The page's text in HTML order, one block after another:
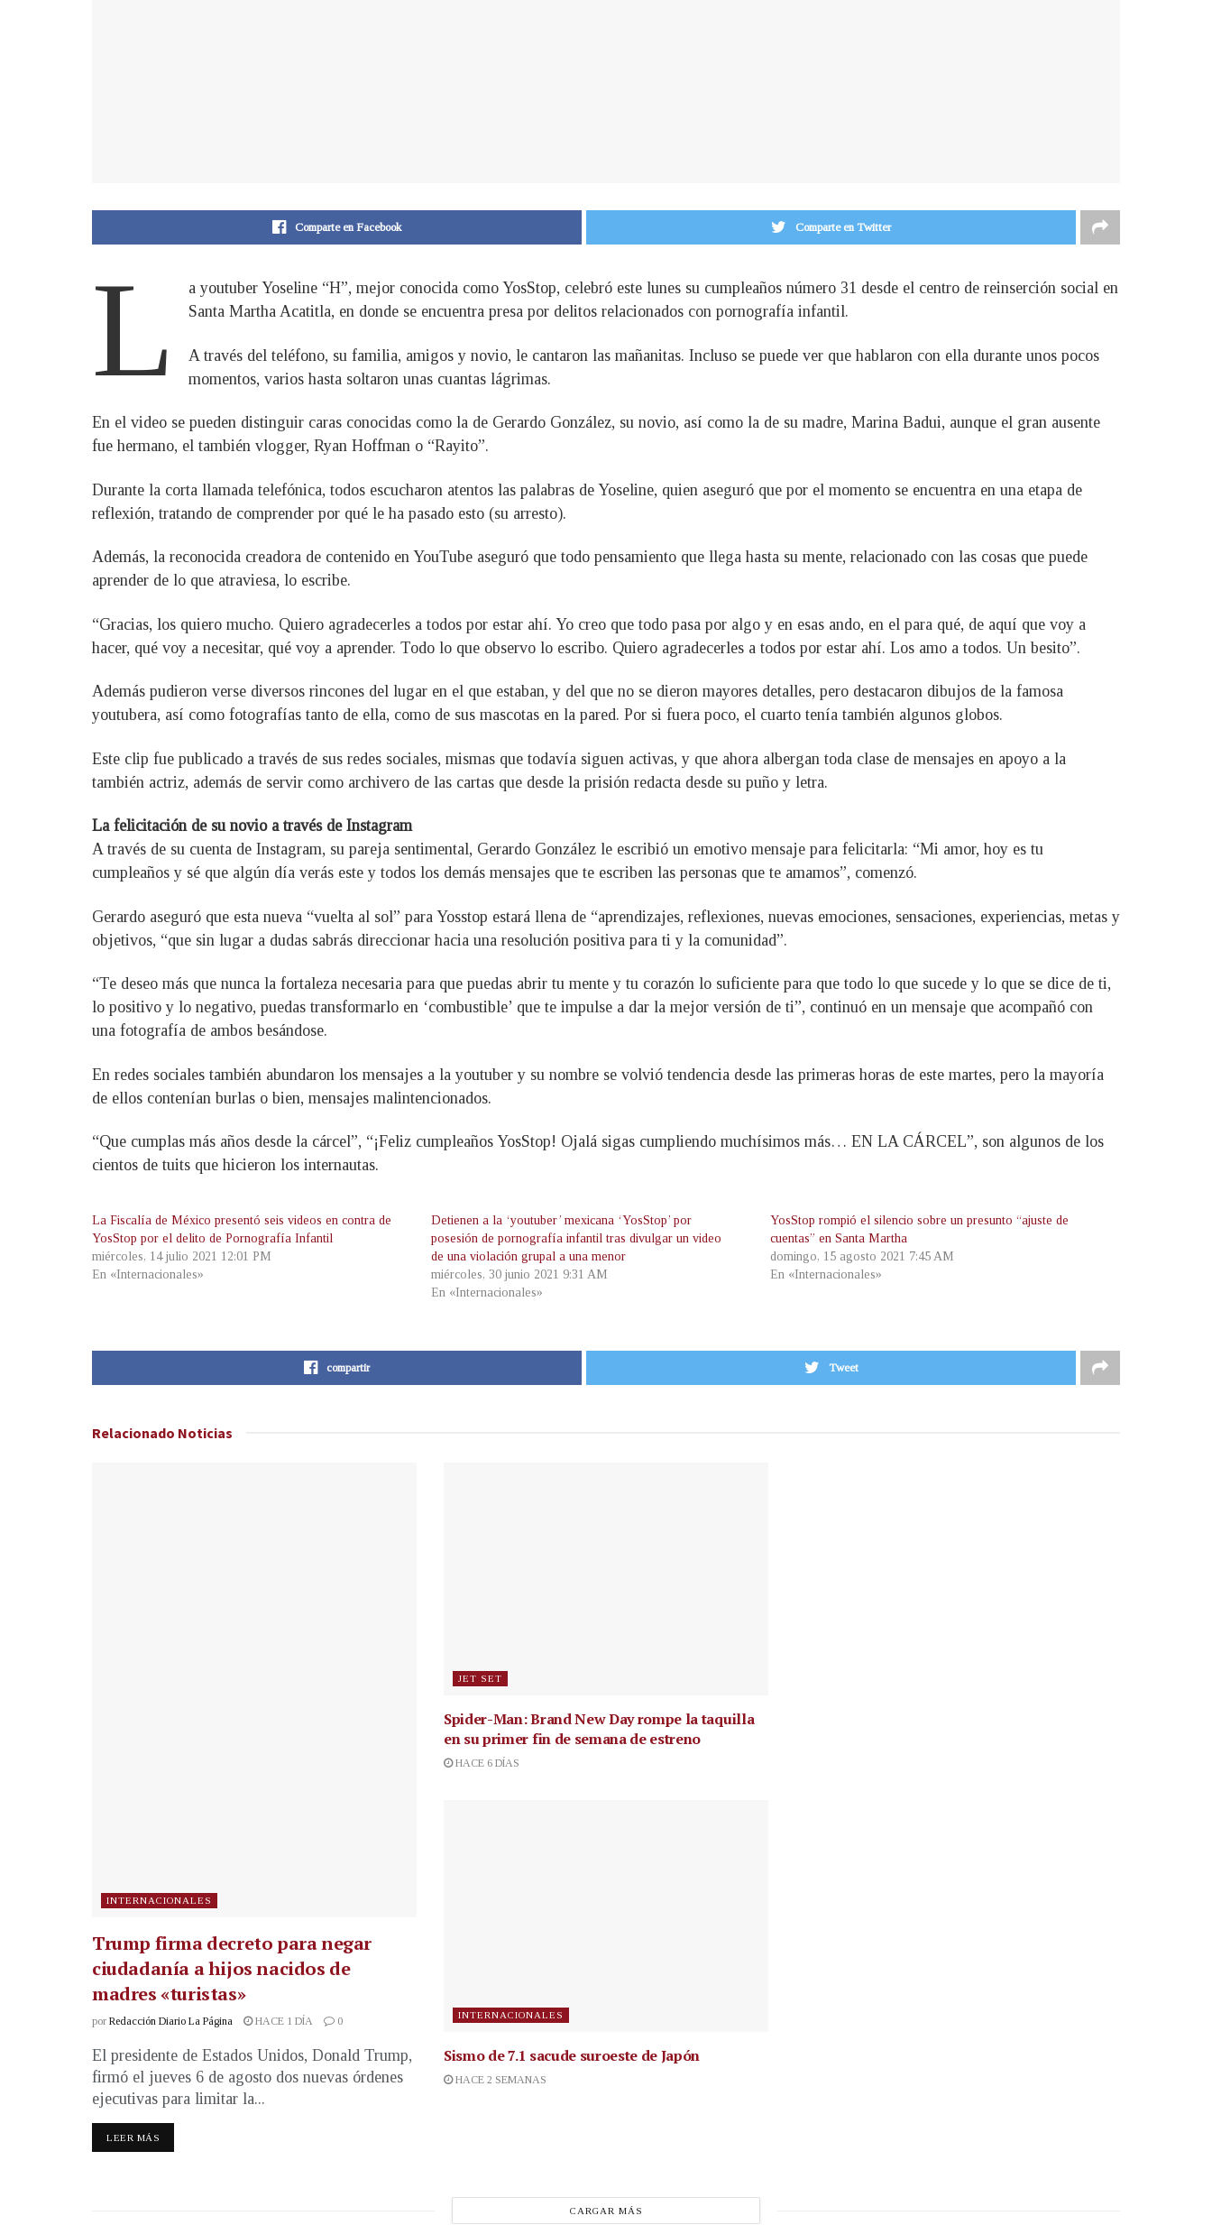
Comparte en Facebook Comparte en Twitter
L
a youtuber Yoseline “H”, mejor conocida como YosStop, celebró este lunes su cumpleaños número 31 desde el centro de reinserción social en
Santa Martha Acatitla, en donde se encuentra presa por delitos relacionados con pornografía infantil.
A través del teléfono, su familia, amigos y novio, le cantaron las mañanitas. Incluso se puede ver que hablaron con ella durante unos pocos
momentos, varios hasta soltaron unas cuantas lágrimas.
En el video se pueden distinguir caras conocidas como la de Gerardo González, su novio, así como la de su madre, Marina Badui, aunque el gran ausente
fue hermano, el también vlogger, Ryan Hoffman o “Rayito”.
Durante la corta llamada telefónica, todos escucharon atentos las palabras de Yoseline, quien aseguró que por el momento se encuentra en una etapa de
reflexión, tratando de comprender por qué le ha pasado esto (su arresto).
Además, la reconocida creadora de contenido en YouTube aseguró que todo pensamiento que llega hasta su mente, relacionado con las cosas que puede
aprender de lo que atraviesa, lo escribe.
“Gracias, los quiero mucho. Quiero agradecerles a todos por estar ahí. Yo creo que todo pasa por algo y en esas ando, en el para qué, de aquí que voy a
hacer, qué voy a necesitar, qué voy a aprender. Todo lo que observo lo escribo. Quiero agradecerles a todos por estar ahí. Los amo a todos. Un besito”.
Además pudieron verse diversos rincones del lugar en el que estaban, y del que no se dieron mayores detalles, pero destacaron dibujos de la famosa
youtubera, así como fotografías tanto de ella, como de sus mascotas en la pared. Por si fuera poco, el cuarto tenía también algunos globos.
Este clip fue publicado a través de sus redes sociales, mismas que todavía siguen activas, y que ahora albergan toda clase de mensajes en apoyo a la
también actriz, además de servir como archivero de las cartas que desde la prisión redacta desde su puño y letra.
La felicitación de su novio a través de Instagram
A través de su cuenta de Instagram, su pareja sentimental, Gerardo González le escribió un emotivo mensaje para felicitarla: “Mi amor, hoy es tu
cumpleaños y sé que algún día verás este y todos los demás mensajes que te escriben las personas que te amamos”, comenzó.
Gerardo aseguró que esta nueva “vuelta al sol” para Yosstop estará llena de “aprendizajes, reflexiones, nuevas emociones, sensaciones, experiencias, metas y
objetivos, “que sin lugar a dudas sabrás direccionar hacia una resolución positiva para ti y la comunidad”.
“Te deseo más que nunca la fortaleza necesaria para que puedas abrir tu mente y tu corazón lo suficiente para que todo lo que sucede y lo que se dice de ti,
lo positivo y lo negativo, puedas transformarlo en ‘combustible’ que te impulse a dar la mejor versión de ti”, continuó en un mensaje que acompañó con
una fotografía de ambos besándose.
En redes sociales también abundaron los mensajes a la youtuber y su nombre se volvió tendencia desde las primeras horas de este martes, pero la mayoría
de ellos contenían burlas o bien, mensajes malintencionados.
“Que cumplas más años desde la cárcel”, “¡Feliz cumpleaños YosStop! Ojalá sigas cumpliendo muchísimos más… EN LA CÁRCEL”, son algunos de los
cientos de tuits que hicieron los internautas.
La Fiscalía de México presentó seis videos en contra de
YosStop por el delito de Pornografía Infantil
miércoles, 14 julio 2021 12:01 PM
En «Internacionales»
Detienen a la ‘youtuber’ mexicana ‘YosStop’ por
posesión de pornografía infantil tras divulgar un video
de una violación grupal a una menor
miércoles, 30 junio 2021 9:31 AM
En «Internacionales»
YosStop rompió el silencio sobre un presunto “ajuste de
cuentas” en Santa Martha
domingo, 15 agosto 2021 7:45 AM
En «Internacionales»
compartir Tweet
Relacionado Noticias
INTERNACIONALES
Trump firma decreto para negar
ciudadanía a hijos nacidos de
madres «turistas»
por Redacción Diario La Página HACE 1 DÍA 0
El presidente de Estados Unidos, Donald Trump,
firmó el jueves 6 de agosto dos nuevas órdenes
ejecutivas para limitar la...
LEER MÁS
JET SET
Spider-Man: Brand New Day rompe la taquilla
en su primer fin de semana de estreno
HACE 6 DÍAS
INTERNACIONALES
Sismo de 7.1 sacude suroeste de Japón
HACE 2 SEMANAS
CARGAR MÁS